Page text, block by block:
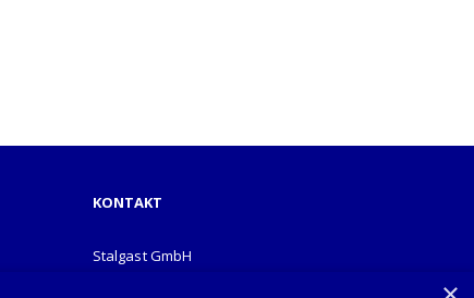
KONTAKT
Stalgast GmbH